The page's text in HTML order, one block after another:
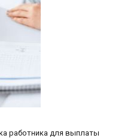
работника для выплаты